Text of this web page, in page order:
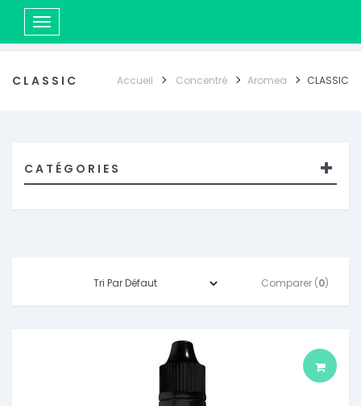
Basculer
la
CLASSIC Accueil Concentré Aromea CLASSIC
CATÉGORIES
Comparer (0)